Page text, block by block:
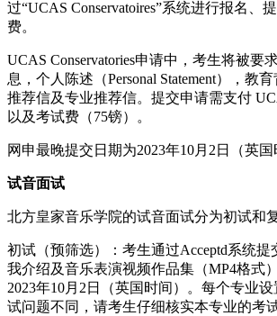
过“UCAS Conservatoires”系统进行报名、
费。
UCAS Conservatories申请中，考生将被要
息，个人陈述（Personal Statement），教
推荐信及专业推荐信。提交申请需支付
以及考试费（75镑）。
网申最晚提交日期为2023年10月2日（英国
试音面试
北方皇家音乐学院的试音面试分为初试和
初试（预筛选）：考生通过Acceptd系统提
我介绍及音乐表演视频作品集（MP4格式
2023年10月2日（英国时间）。每个专业
试问题不同，请考生仔细核实本专业的考